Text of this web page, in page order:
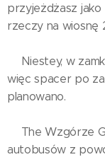
przyjeżdżasz jako
rzeczy na wiosnę
‼️Niestey, w
więc spacer po
planowano.
‼️The Wzgórze
autobusów z